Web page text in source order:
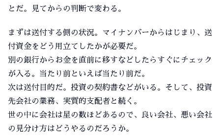
とだ。見てからの判断で変わる。
まずは送付する側の状況。マイナンバーからはじまり、送
付資金をどう用立てしたかが必要だ。
別の銀行からお金を直前に移すなどしたらすぐにチェック
が入る。当たり前といえば当たり前だ。
次は送付目的だ。投資の契約書などがいる。そして、投資
先会社の業務、実質的支配者と続く。
世の中に会社は星の数ほどあるので、良い会社、悪い会社
の見分け方はどうやるのだろうか。